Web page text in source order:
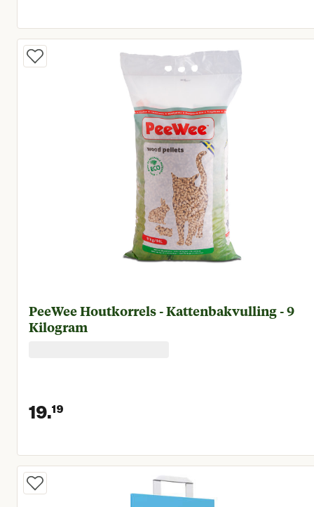
Huidige prijs € 13,50
PeeWee Houtkorrels - Kattenbakvulling - 9
Kilogram
19.19
Huidige prijs € 19,19